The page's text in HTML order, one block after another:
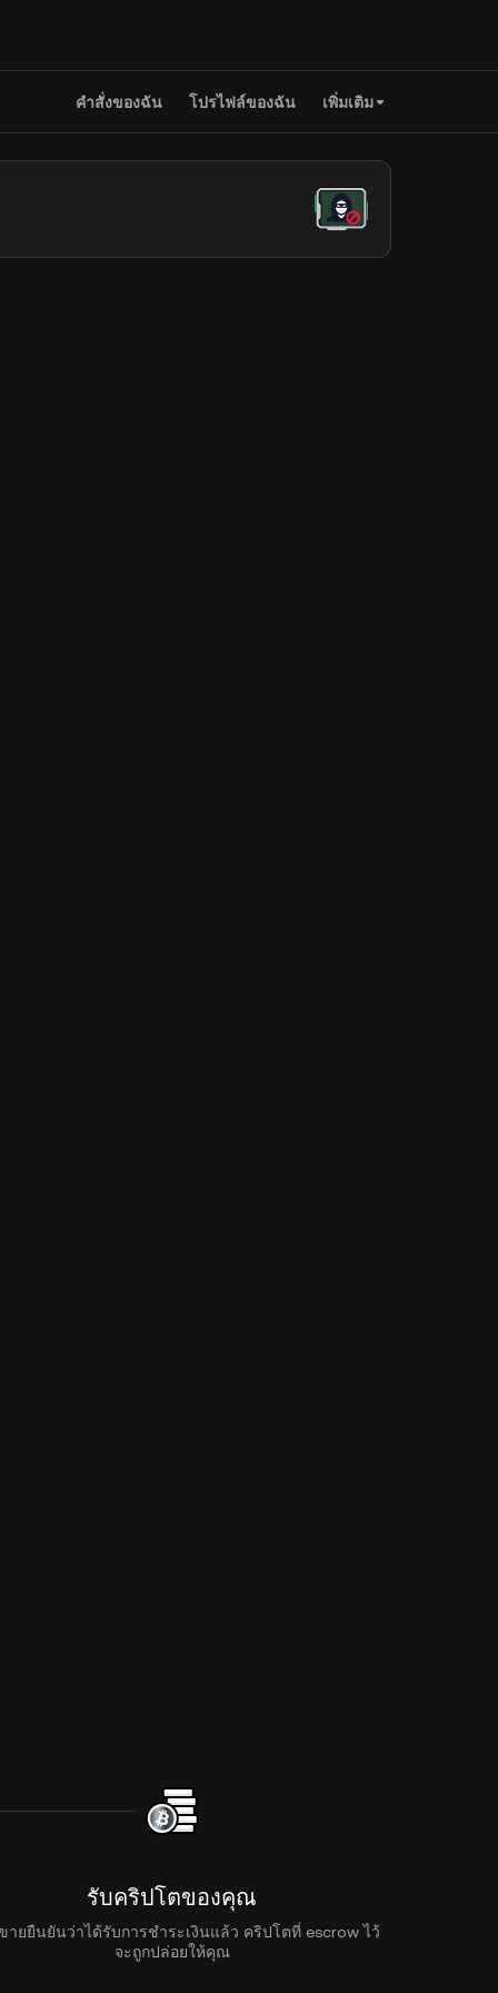
คำสั่งของฉัน โปรไฟล์ของฉัน เพิ่มเติม
รับคริปโตของคุณ
ายยืนยันว่าได้รับการชำระเงินแล้ว คริปโตที่ escrow ไว้
จะถูกปล่อยให้คุณ